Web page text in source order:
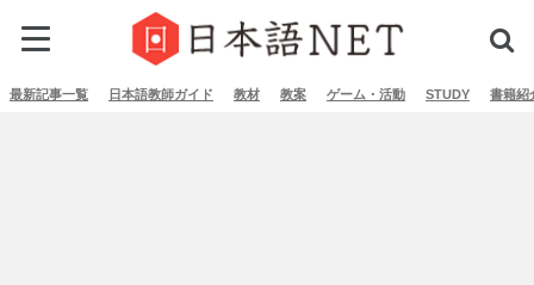
最新記事一覧 日本語教師ガイド 教材 教案 ゲーム・活動 STUDY 書籍紹